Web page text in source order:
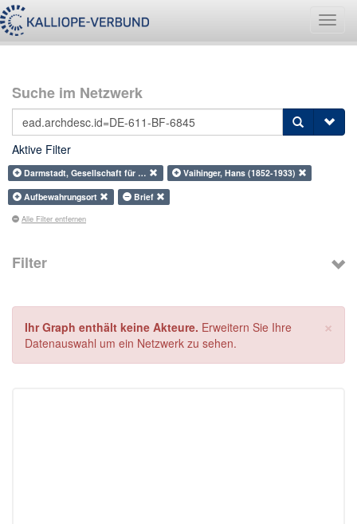
Suche im Netzwerk
Aktive Filter
Darmstadt, Gesellschaft für …
Vaihinger, Hans (1852-1933)
Aufbewahrungsort
Brief
Alle Filter entfernen
Filter
×
Ihr Graph enthält keine Akteure. Erweitern Sie Ihre
Datenauswahl um ein Netzwerk zu sehen.